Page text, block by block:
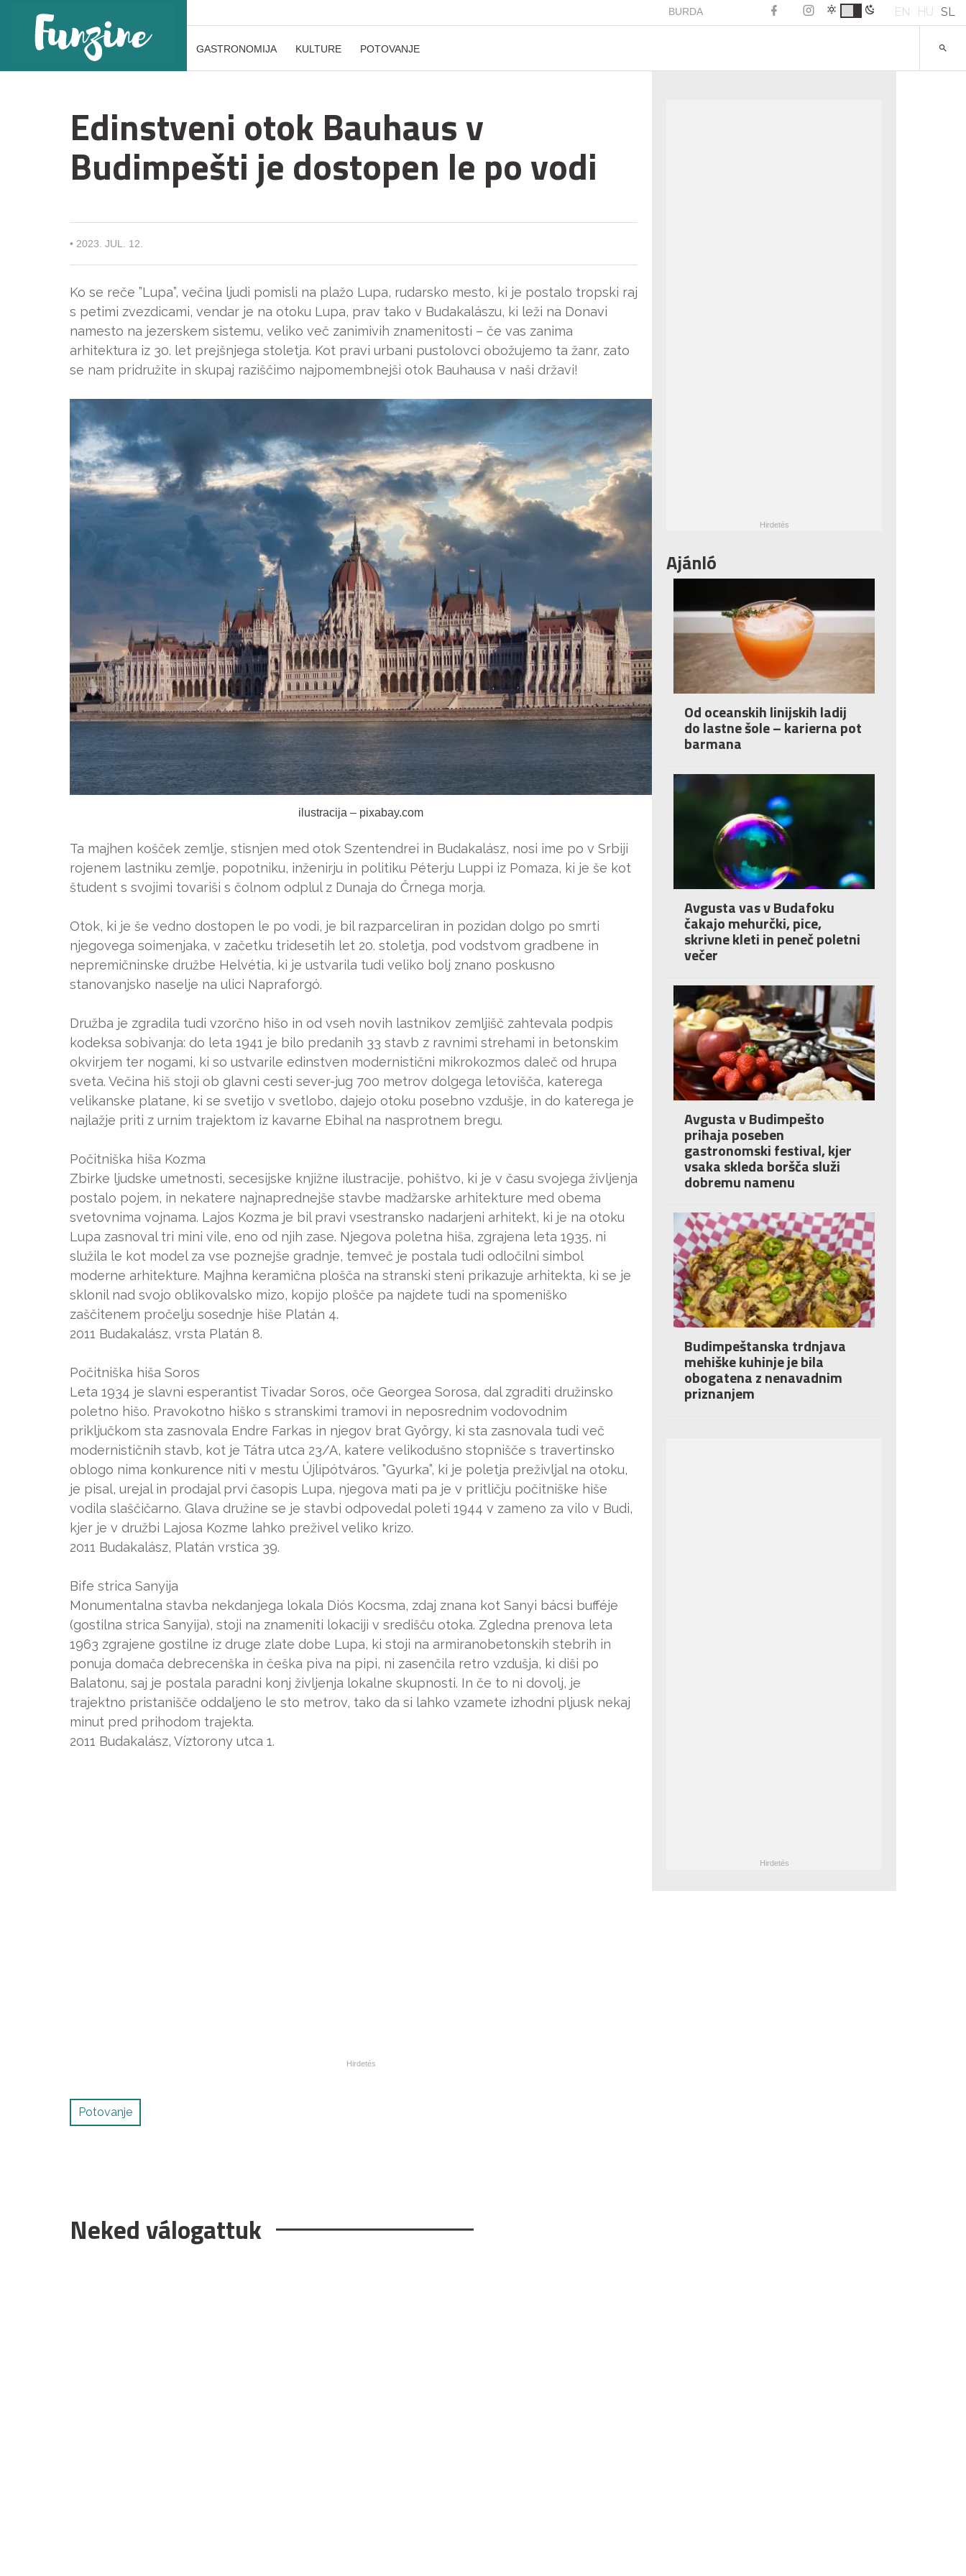
BURDA EN HU SL
GASTRONOMIJA KULTURE POTOVANJE
Edinstveni otok Bauhaus v
Budimpešti je dostopen le po vodi
• 2023. JUL. 12.
Ko se reče ”Lupa”, večina ljudi pomisli na plažo Lupa, rudarsko mesto, ki je postalo tropski raj
s petimi zvezdicami, vendar je na otoku Lupa, prav tako v Budakalászu, ki leži na Donavi
namesto na jezerskem sistemu, veliko več zanimivih znamenitosti – če vas zanima
arhitektura iz 30. let prejšnjega stoletja. Kot pravi urbani pustolovci obožujemo ta žanr, zato
se nam pridružite in skupaj raziščimo najpomembnejši otok Bauhausa v naši državi!
ilustracija – pixabay.com
Ta majhen košček zemlje, stisnjen med otok Szentendrei in Budakalász, nosi ime po v Srbiji
rojenem lastniku zemlje, popotniku, inženirju in politiku Péterju Luppi iz Pomaza, ki je še kot
študent s svojimi tovariši s čolnom odplul z Dunaja do Črnega morja.
Otok, ki je še vedno dostopen le po vodi, je bil razparceliran in pozidan dolgo po smrti
njegovega soimenjaka, v začetku tridesetih let 20. stoletja, pod vodstvom gradbene in
nepremičninske družbe Helvétia, ki je ustvarila tudi veliko bolj znano poskusno
stanovanjsko naselje na ulici Napraforgó.
Družba je zgradila tudi vzorčno hišo in od vseh novih lastnikov zemljišč zahtevala podpis
kodeksa sobivanja: do leta 1941 je bilo predanih 33 stavb z ravnimi strehami in betonskim
okvirjem ter nogami, ki so ustvarile edinstven modernistični mikrokozmos daleč od hrupa
sveta. Večina hiš stoji ob glavni cesti sever-jug 700 metrov dolgega letovišča, katerega
velikanske platane, ki se svetijo v svetlobo, dajejo otoku posebno vzdušje, in do katerega je
najlažje priti z urnim trajektom iz kavarne Ebihal na nasprotnem bregu.
Počitniška hiša Kozma
Zbirke ljudske umetnosti, secesijske knjižne ilustracije, pohištvo, ki je v času svojega življenja
postalo pojem, in nekatere najnaprednejše stavbe madžarske arhitekture med obema
svetovnima vojnama. Lajos Kozma je bil pravi vsestransko nadarjeni arhitekt, ki je na otoku
Lupa zasnoval tri mini vile, eno od njih zase. Njegova poletna hiša, zgrajena leta 1935, ni
služila le kot model za vse poznejše gradnje, temveč je postala tudi odločilni simbol
moderne arhitekture. Majhna keramična plošča na stranski steni prikazuje arhitekta, ki se je
sklonil nad svojo oblikovalsko mizo, kopijo plošče pa najdete tudi na spomeniško
zaščitenem pročelju sosednje hiše Platán 4.
2011 Budakalász, vrsta Platán 8.
Počitniška hiša Soros
Leta 1934 je slavni esperantist Tivadar Soros, oče Georgea Sorosa, dal zgraditi družinsko
poletno hišo. Pravokotno hiško s stranskimi tramovi in neposrednim vodovodnim
priključkom sta zasnovala Endre Farkas in njegov brat György, ki sta zasnovala tudi več
modernističnih stavb, kot je Tátra utca 23/A, katere velikodušno stopnišče s travertinsko
oblogo nima konkurence niti v mestu Újlipótváros. ”Gyurka”, ki je poletja preživljal na otoku,
je pisal, urejal in prodajal prvi časopis Lupa, njegova mati pa je v pritličju počitniške hiše
vodila slaščičarno. Glava družine se je stavbi odpovedal poleti 1944 v zameno za vilo v Budi,
kjer je v družbi Lajosa Kozme lahko preživel veliko krizo.
2011 Budakalász, Platán vrstica 39.
Bife strica Sanyija
Monumentalna stavba nekdanjega lokala Diós Kocsma, zdaj znana kot Sanyi bácsi bufféje
(gostilna strica Sanyija), stoji na znameniti lokaciji v središču otoka. Zgledna prenova leta
1963 zgrajene gostilne iz druge zlate dobe Lupa, ki stoji na armiranobetonskih stebrih in
ponuja domača debrecenška in češka piva na pipi, ni zasenčila retro vzdušja, ki diši po
Balatonu, saj je postala paradni konj življenja lokalne skupnosti. In če to ni dovolj, je
trajektno pristanišče oddaljeno le sto metrov, tako da si lahko vzamete izhodni pljusk nekaj
minut pred prihodom trajekta.
2011 Budakalász, Víztorony utca 1.
Potovanje
Neked válogattuk
Ajánló
Od oceanskih linijskih ladij
do lastne šole – karierna pot
barmana
Avgusta vas v Budafoku
čakajo mehurčki, pice,
skrivne kleti in peneč poletni
večer
Avgusta v Budimpešto
prihaja poseben
gastronomski festival, kjer
vsaka skleda boršča služi
dobremu namenu
Budimpeštanska trdnjava
mehiške kuhinje je bila
obogatena z nenavadnim
priznanjem